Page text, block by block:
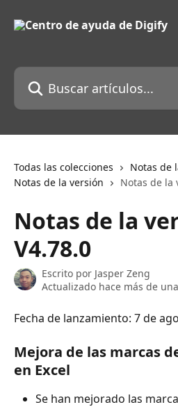
Buscar artículos...
Todas las colecciones
Notas de
Notas de la versión
Notas de la
Notas de la
V4.78.0
Escrito por Jasper Zeng
Actualizado hace más de
Fecha de lanzamiento: 7 de
Mejora de las marcas
en Excel
Se han mejorado las